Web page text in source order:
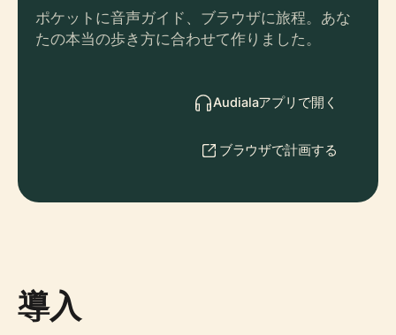
ポケットに音声ガイド、ブラウザに旅程。あな
たの本当の歩き方に合わせて作りました。
Audialaアプリで開く
ブラウザで計画する
導入